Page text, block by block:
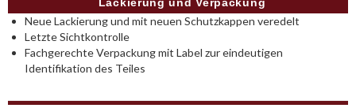
Neue Lackierung und mit neuen Schutzkappen veredelt
Letzte Sichtkontrolle
Fachgerechte Verpackung mit Label zur eindeutigen
Identifikation des Teiles